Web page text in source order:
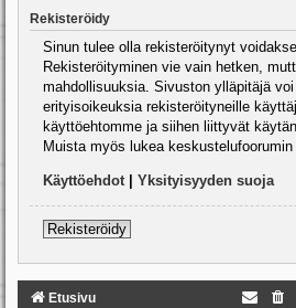
Rekisteröidy
Sinun tulee olla rekisteröitynyt
Rekisteröityminen vie vain hetken,
mahdollisuuksia. Sivuston ylläpitäjä
erityisoikeuksia rekisteröityneille
käyttöehtomme ja siihen liittyvät
Muista myös lukea keskustelufoorumin
Käyttöehdot Yksityisyyden suoja
Rekisteröidy
Etusivu